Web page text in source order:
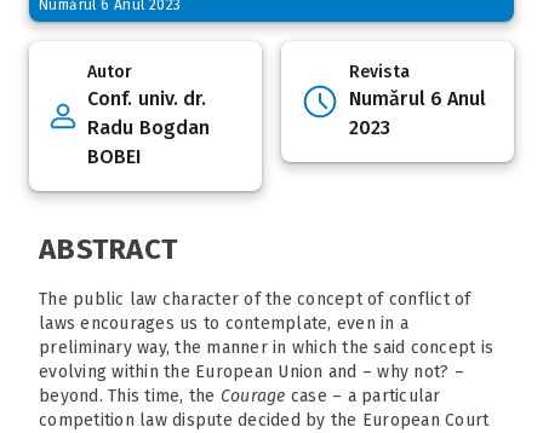
Numărul 6 Anul 2023
Autor
Conf. univ. dr.
Radu Bogdan
BOBEI
Revista
Numărul 6 Anul
2023
ABSTRACT
The public law character of the concept of conflict of
laws encourages us to contemplate, even in a
preliminary way, the manner in which the said concept is
evolving within the European Union and – why not? –
beyond. This time, the Courage case – a particular
competition law dispute decided by the European Court